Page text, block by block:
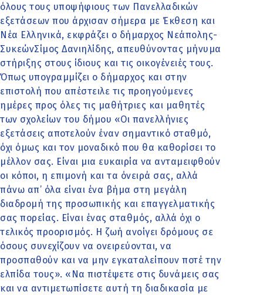
όλους τους υποψήφιους των Πανελλαδικών
εξετάσεων που άρχισαν σήμερα με Έκθεση και
Νέα Ελληνικά, εκφράζει ο δήμαρχος Νεάπολης-
ΣυκεώνΣίμος Δανιηλίδης, απευθύνοντας μήνυμα
στήριξης στους ίδιους και τις οικογένειές τους.
Όπως υπογραμμίζει ο δήμαρχος και στην
επιστολή που απέστειλε τις προηγούμενες
ημέρες προς όλες τις μαθήτριες και μαθητές
των σχολείων του δήμου «Οι πανελλήνιες
εξετάσεις αποτελούν έναν σημαντικό σταθμό,
όχι όμως και τον μοναδικό που θα καθορίσει το
μέλλον σας. Είναι μια ευκαιρία να ανταμειφθούν
οι κόποι, η επιμονή και τα όνειρά σας, αλλά
πάνω απ’ όλα είναι ένα βήμα στη μεγάλη
διαδρομή της προσωπικής και επαγγελματικής
σας πορείας. Είναι ένας σταθμός, αλλά όχι ο
τελικός προορισμός. Η ζωή ανοίγει δρόμους σε
όσους συνεχίζουν να ονειρεύονται, να
προσπαθούν και να μην εγκαταλείπουν ποτέ την
ελπίδα τους». «Να πιστέψετε στις δυνάμεις σας
και να αντιμετωπίσετε αυτή τη διαδικασία με